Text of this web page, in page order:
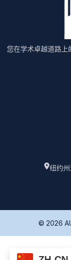
您在学术卓越道路上
纽约
© 2026